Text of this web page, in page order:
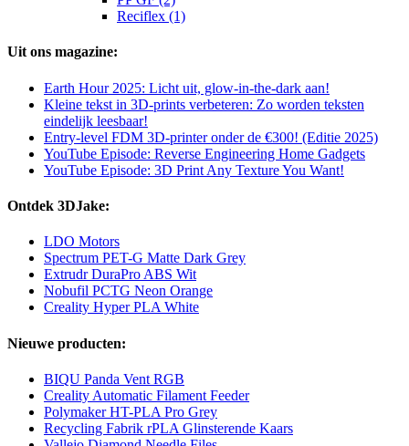
Reciflex (1)
Uit ons magazine:
Earth Hour 2025: Licht uit, glow-in-the-dark aan!
Kleine tekst in 3D-prints verbeteren: Zo worden teksten
eindelijk leesbaar!
Entry-level FDM 3D-printer onder de €300! (Editie 2025)
YouTube Episode: Reverse Engineering Home Gadgets
YouTube Episode: 3D Print Any Texture You Want!
Ontdek 3DJake:
LDO Motors
Spectrum PET-G Matte Dark Grey
Extrudr DuraPro ABS Wit
Nobufil PCTG Neon Orange
Creality Hyper PLA White
Nieuwe producten:
BIQU Panda Vent RGB
Creality Automatic Filament Feeder
Polymaker HT-PLA Pro Grey
Recycling Fabrik rPLA Glinsterende Kaars